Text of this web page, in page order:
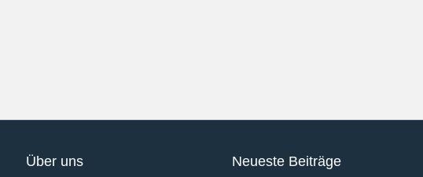
Über uns Neueste Beiträge